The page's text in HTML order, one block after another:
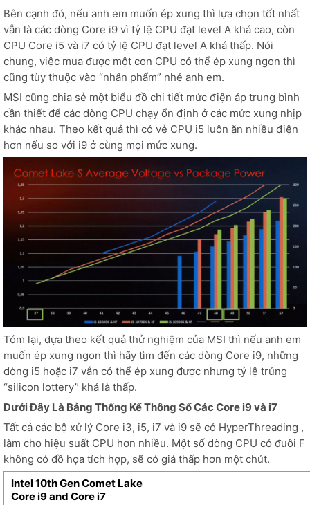
Bên cạnh đó, nếu anh em muốn ép xung thì lựa chọn tốt nhất
vẫn là các dòng Core i9 vì tỷ lệ CPU đạt level A khá cao, còn
CPU Core i5 và i7 có tỷ lệ CPU đạt level A khá thấp. Nói
chung, việc mua được một con CPU có thể ép xung ngon thì
cũng tùy thuộc vào “nhân phẩm” nhé anh em.
MSI cũng chia sẻ một biểu đồ chi tiết mức điện áp trung bình
cần thiết để các dòng CPU chạy ổn định ở các mức xung nhịp
khác nhau. Theo kết quả thì có vẻ CPU i5 luôn ăn nhiều điện
hơn nếu so với i9 ở cùng mọi mức xung.
Tóm lại, dựa theo kết quả thử nghiệm của MSI thì nếu anh em
muốn ép xung ngon thì hãy tìm đến các dòng Core i9, những
dòng i5 hoặc i7 vẫn có thể ép xung được nhưng tỷ lệ trúng
“silicon lottery” khá là thấp.
Dưới Đây Là Bảng Thống Kế Thông Số Các Core i9 và i7
Tất cả các bộ xử lý Core i3, i5, i7 và i9 sẽ có HyperThreading ,
làm cho hiệu suất CPU hơn nhiều. Một số dòng CPU có đuôi F
không có đồ họa tích hợp, sẽ có giá thấp hơn một chút.
Intel 10th Gen Comet Lake
Core i9 and Core i7